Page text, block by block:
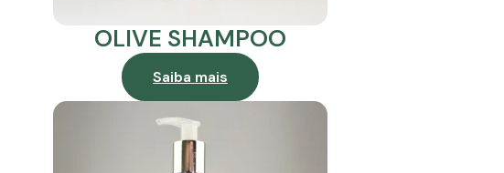
OLIVE SHAMPOO
Saiba mais